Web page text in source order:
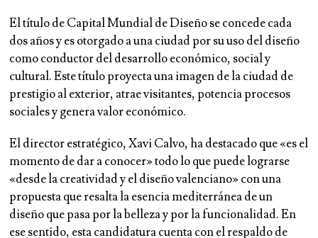
El título de Capital Mundial de Diseño se concede cada
dos años y es otorgado a una ciudad por su uso del diseño
como conductor del desarrollo económico, social y
cultural. Este título proyecta una imagen de la ciudad de
prestigio al exterior, atrae visitantes, potencia procesos
sociales y genera valor económico.
El director estratégico, Xavi Calvo, ha destacado que «es el
momento de dar a conocer» todo lo que puede lograrse
«desde la creatividad y el diseño valenciano» con una
propuesta que resalta la esencia mediterránea de un
diseño que pasa por la belleza y por la funcionalidad. En
ese sentido, esta candidatura cuenta con el respaldo de